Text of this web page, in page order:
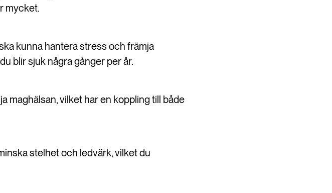
mycket.
kunna hantera stress och främja
blir sjuk några gånger per år.
maghälsan, vilket har en koppling till både
stelhet och ledvärk, vilket du